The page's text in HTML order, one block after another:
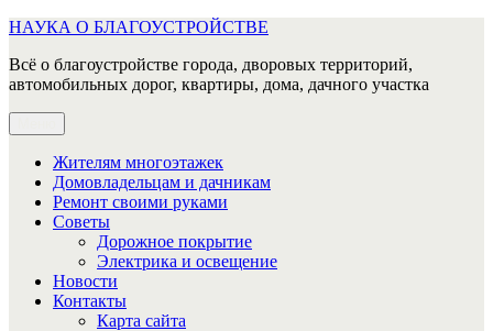
Перейти
содержимому
НАУКА О БЛАГОУСТРОЙСТВЕ
Всё о благоустройстве города, дворовых территорий,
автомобильных дорог, квартиры, дома, дачного участка
Жителям многоэтажек
Домовладельцам и дачникам
Ремонт своими руками
Советы
Дорожное покрытие
Электрика и освещение
Новости
Контакты
Карта сайта